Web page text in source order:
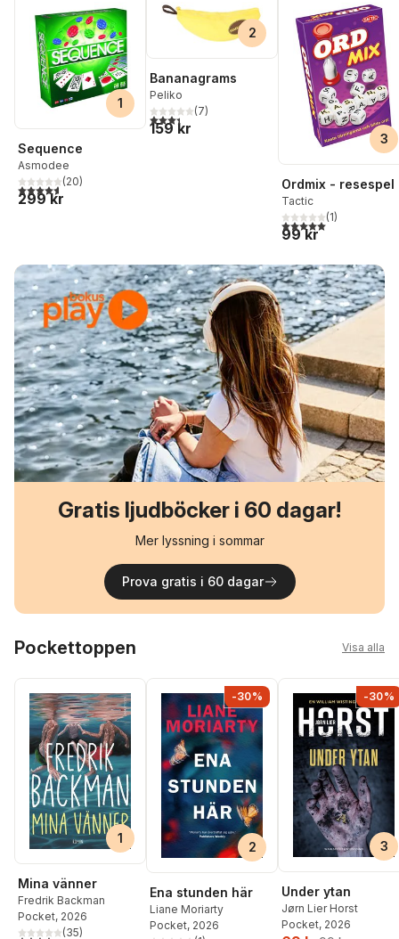
1
Sequence
Asmodee
4,6utav 5 stjärnor. Totalt antal röster:
(20)
299 kr
2
Bananagrams
Peliko
3,4utav 5 stjärnor. Totalt antal röster:
(7)
159 kr
3
Ordmix - resespel
Tactic
5,0utav 5 stjärnor.
(1)
99 kr
Gratis ljudböcker i 60 dagar!
Mer lyssning i sommar
Prova gratis i 60 dagar
Pockettoppen Visa alla
1
Mina vänner
Fredrik Backman
Pocket, 2026
(35)
-30%
2
Ena stunden här
Liane Moriarty
Pocket, 2026
-30%
3
Under ytan
Jørn Lier Horst
Pocket, 2026